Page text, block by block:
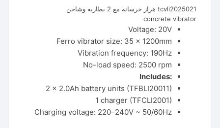
tcvli2025021 هزاز خرسانه مع 2 بطاريه وشاحن
concrete vibrator
Voltage: 20V
Ferro vibrator size: 35 × 1200mm
Vibration frequency: 190Hz
No-load speed: 2500 rpm
Includes:
2 x 2.0Ah battery units (TFBLI20011)
1 charger (TFCLI2001)
Charging voltage: 220–240V ~ 50/60Hz